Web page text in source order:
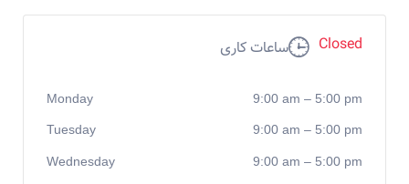
ساعات کاری Closed
Monday 9:00 am – 5:00 pm
Tuesday 9:00 am – 5:00 pm
Wednesday 9:00 am – 5:00 pm